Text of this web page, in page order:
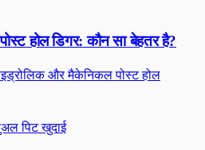
होल डिगर: कौन सा बेहतर है?
और मैकेनिकल पोस्ट होल
पिट खुदाई